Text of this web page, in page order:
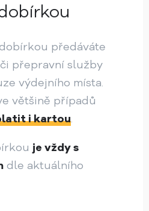
předáváte
přepravní služby
výdejního místa.
většině případů
i kartou.
je vždy s
dle aktuálního